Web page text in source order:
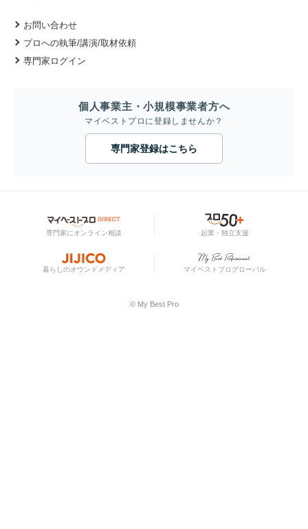
お問い合わせ
プロへの執筆/講演/取材依頼
専門家ログイン
個人事業主・小規模事業者方へ
マイベストプロに登録しませんか？
専門家登録はこちら
専門家にオンライン相談 起業・独立支援
暮らしのオウンドメディア マイベストプログローバル
© My Best Pro